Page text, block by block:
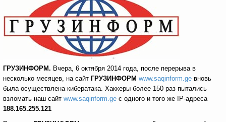
ГРУЗИНФОРМ. Вчера, 6 октября 2014 года, после перерыва в
несколько месяцев, на сайт ГРУЗИНФОРМ www.saqinform.ge вновь
была осуществлена кибератака. Хаккеры более 150 раз пытались
взломать наш сайт www.saqinform.ge с одного и того же IP-адреса
188.165.255.121